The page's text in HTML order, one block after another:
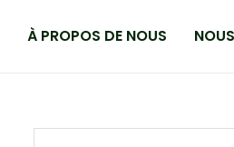
À PROPOS DE NOUS